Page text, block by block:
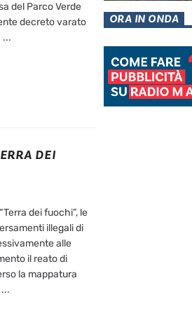
del Parco Verde
decreto varato
...
DEI
dei fuochi”, le
illegali di
alle
il reato di
la mappatura
ORA IN ONDA